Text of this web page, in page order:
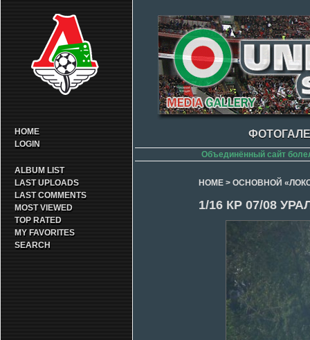
HOME
LOGIN
ALBUM LIST
LAST UPLOADS
LAST COMMENTS
MOST VIEWED
TOP RATED
MY FAVORITES
SEARCH
Объединённый сайт
HOME> ОСНОВНОЙ
1/16 КР 07/08